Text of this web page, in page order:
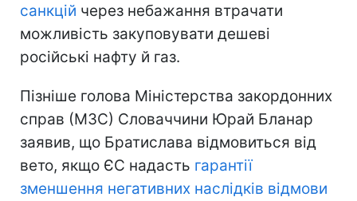
санкцій через небажання втрачати
можливість закуповувати дешеві
російські нафту й газ.
Пізніше голова Міністерства закордонних
справ (МЗС) Словаччини Юрай Бланар
заявив, що Братислава відмовиться від
вето, якщо ЄС надасть гарантії
зменшення негативних наслідків відмови